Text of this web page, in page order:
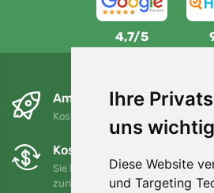
Ihre
uns wichtig
Diese Website
und Targeting
4,7/5
Am nächsten Tag und
Kostenloser Versand für
Kostenloser Umtausch
Sie können Ihre Bestellung
zurückgeben oder umtauschen.